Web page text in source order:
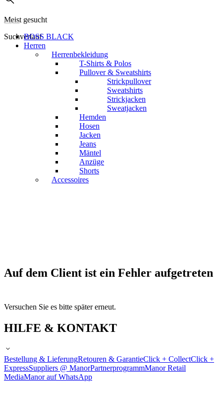
Meist gesucht
SuchverlaufBOSS BLACK
Herren
Herrenbekleidung
T-Shirts & Polos
Pullover & Sweatshirts
Strickpullover
Sweatshirts
Strickjacken
Sweatjacken
Hemden
Hosen
Jacken
Jeans
Mäntel
Anzüge
Shorts
Accessoires
Auf dem Client ist ein Fehler aufgetreten
Versuchen Sie es bitte später erneut.
HILFE & KONTAKT
Bestellung & LieferungRetouren & GarantieClick + CollectClick +
ExpressSuppliers @ ManorPartnerprogrammManor Retail
MediaManor auf WhatsApp